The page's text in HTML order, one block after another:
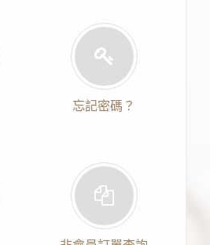
忘記密碼？